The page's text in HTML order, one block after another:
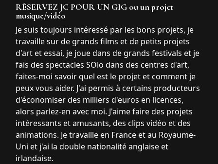
RÉSERVEZ JC POUR UN GIG ou un projet
musique/vidéo
Je suis toujours intéressé par les bons projets, je
travaille sur de grands films et de petits projets
d'art et essai, je joue dans de grands festivals et je
fais des spectacles SOlo dans des centres d'art,
faites-moi savoir quel est le projet et comment je
peux vous aider. J'ai permis à certains producteurs
d'économiser des milliers d'euros en licences,
alors parlez-en avec moi. J'aime faire des projets
intéressants et amusants, des clips vidéo et des
animations. Je travaille en France et au Royaume-
Uni et j'ai la double nationalité anglaise et
irlandaise.